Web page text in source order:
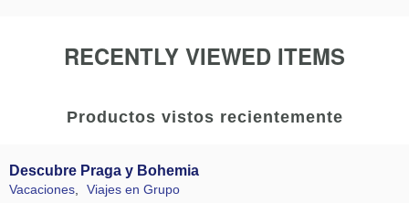
RECENTLY VIEWED ITEMS
Productos vistos recientemente
Descubre Praga y Bohemia
Vacaciones Viajes en Grupo